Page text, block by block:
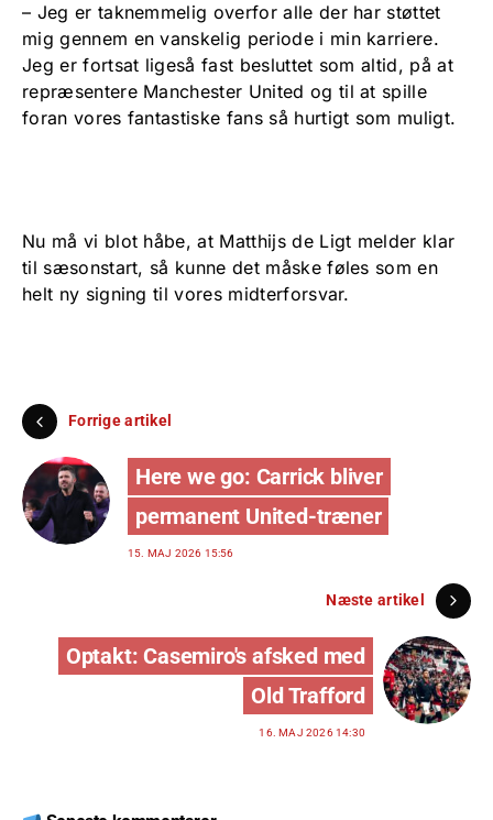
– Jeg er taknemmelig overfor alle der har støttet
mig gennem en vanskelig periode i min karriere.
Jeg er fortsat ligeså fast besluttet som altid, på at
repræsentere Manchester United og til at spille
foran vores fantastiske fans så hurtigt som muligt.
Nu må vi blot håbe, at Matthijs de Ligt melder klar
til sæsonstart, så kunne det måske føles som en
helt ny signing til vores midterforsvar.
Forrige artikel
Here we go: Carrick bliver
permanent United-træner
15. MAJ 2026 15:56
Næste artikel
Optakt: Casemiro's afsked med
Old Trafford
16. MAJ 2026 14:30